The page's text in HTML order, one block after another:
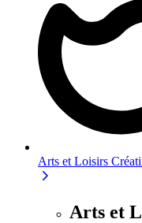
Arts et Loisirs
Arts et